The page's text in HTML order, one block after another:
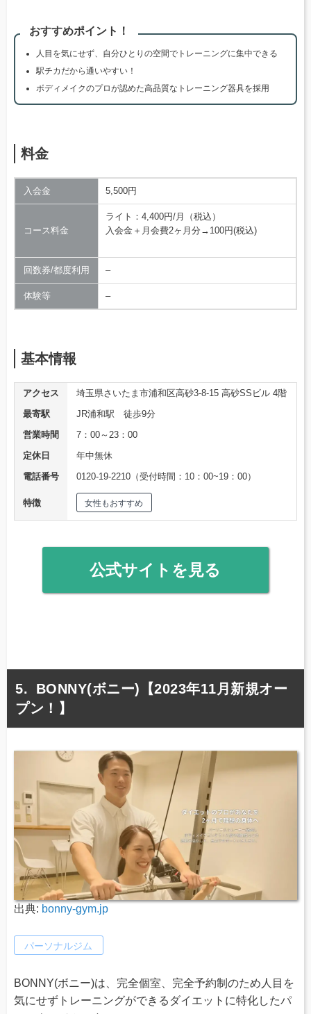
おすすめポイント！
人目を気にせず、自分ひとりの空間でトレーニングに集中できる
駅チカだから通いやすい！
ボディメイクのプロが認めた高品質なトレーニング器具を採用
料金
入会金 5,500円
コース料金
ライト：4,400円/月（税込）
入会金＋月会費2ヶ月分→100円(税込)
回数券/都度利用 –
体験等 –
基本情報
アクセス
埼玉県さいたま市浦和区高砂3-8-15 高砂SSビル 4階
最寄駅
JR浦和駅 徒歩9分
営業時間
7：00～23：00
定休日
年中無休
電話番号
0120-19-2210（受付時間：10：00~19：00）
特徴 女性もおすすめ
公式サイトを見る
BONNY(ボニー)【2023年11月新規オー
プン！】
出典: bonny-gym.jp
パーソナルジム
BONNY(ボニー)は、完全個室、完全予約制のため人目を
気にせずトレーニングができるダイエットに特化したパ